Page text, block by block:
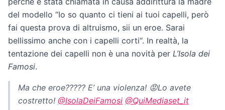
del modello “Io so quanto ci tieni ai tuoi capelli, però
fai questa prova di altruismo, sii un eroe. Sarai
bellissimo anche con i capelli corti“. In realtà, la
tentazione dei capelli non è una novità per L’Isola dei
Famosi.
Ma che eroe????? E’ una violenza! 😡Lo avete
costretto! @IsolaDeiFamosi @QuiMediaset_it